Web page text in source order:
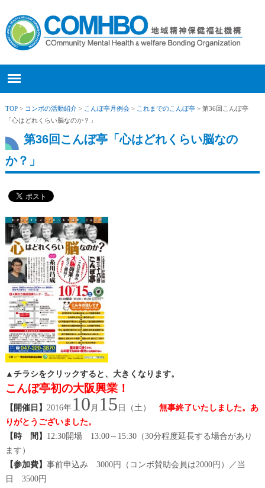
TOP> コンボの活動紹介> こんぼ亭月例会> これまでのこんぼ亭> 第36回こんぼ亭
「心はどれくらい脳なのか？」
第36回こんぼ亭「心はどれくらい脳なの
か？」
▲チラシをクリックすると、大きくなります。
こんぼ亭初の大阪興業！
【開催日】 2016年10 月 15 日（土） 無事終了いたしました。あ
りがとうございました。
【時 間】 12:30開場 13:00～15:30（30分程度延長する場合があり
ます）
【参加費】 事前申込み 3000円（コンボ賛助会員は2000円）／当
日 3500円